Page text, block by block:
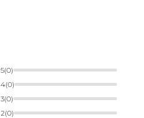
5(0)
4(0)
3(0)
2(0)